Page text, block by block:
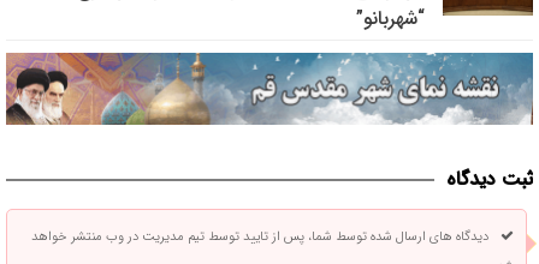
“شهربانو”
ثبت دیدگاه
دیدگاه های ارسال شده توسط شما، پس از تایید توسط تیم مدیریت در وب منتشر خواهد